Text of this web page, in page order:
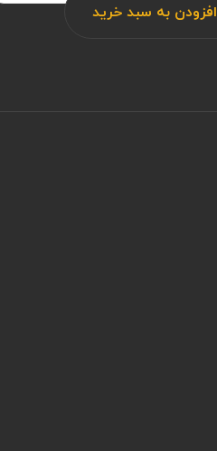
افزودن به سبد خرید